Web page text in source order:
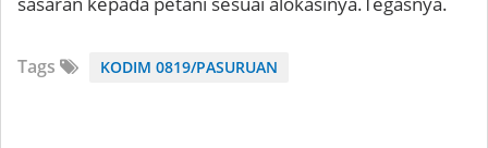
Tags KODIM 0819/PASURUAN